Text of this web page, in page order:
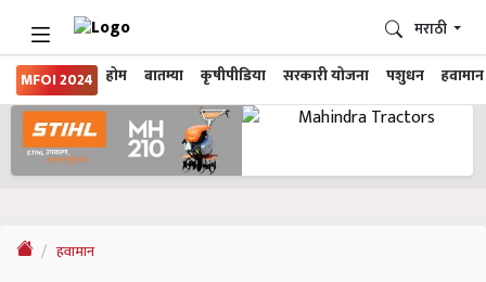
MFOI 2024 होम बातम्या कृषीपीडिया सरकारी योजना पशुधन हवामान
मराठी
हवामान